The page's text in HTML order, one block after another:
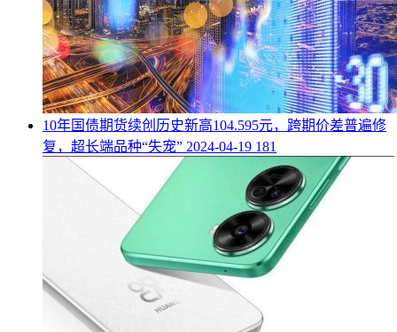
​10年国债期货续创历史新高104.595元，跨期价差普遍修
复，超长端品种“失宠” 2024-04-19 181